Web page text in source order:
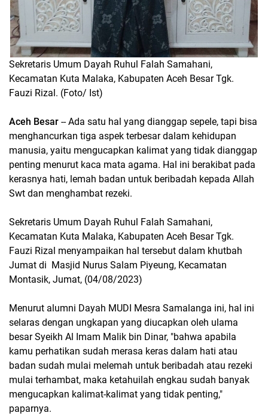
Sekretaris Umum Dayah Ruhul Falah Samahani,
Kecamatan Kuta Malaka, Kabupaten Aceh Besar Tgk.
Fauzi Rizal. (Foto/ Ist)
Aceh Besar -- Ada satu hal yang dianggap sepele, tapi bisa
menghancurkan tiga aspek terbesar dalam kehidupan
manusia, yaitu mengucapkan kalimat yang tidak dianggap
penting menurut kaca mata agama. Hal ini berakibat pada
kerasnya hati, lemah badan untuk beribadah kepada Allah
Swt dan menghambat rezeki.
Sekretaris Umum Dayah Ruhul Falah Samahani,
Kecamatan Kuta Malaka, Kabupaten Aceh Besar Tgk.
Fauzi Rizal menyampaikan hal tersebut dalam khutbah
Jumat di Masjid Nurus Salam Piyeung, Kecamatan
Montasik, Jumat, (04/08/2023)
Menurut alumni Dayah MUDI Mesra Samalanga ini, hal ini
selaras dengan ungkapan yang diucapkan oleh ulama
besar Syeikh Al Imam Malik bin Dinar, "bahwa apabila
kamu perhatikan sudah merasa keras dalam hati atau
badan sudah mulai melemah untuk beribadah atau rezeki
mulai terhambat, maka ketahuilah engkau sudah banyak
mengucapkan kalimat-kalimat yang tidak penting,"
paparnya.